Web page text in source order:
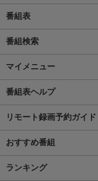
番組表
番組検索
マイメニュー
番組表ヘルプ
リモート録画予約ガイド
おすすめ番組
ランキング